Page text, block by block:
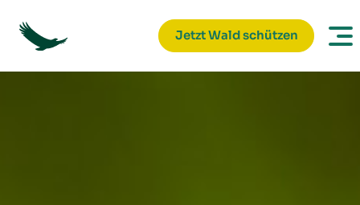
Jetzt Wald schützen